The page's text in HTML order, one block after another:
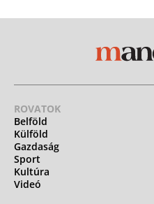
ROVATOK
Belföld
Külföld
Gazdaság
Sport
Kultúra
Videó